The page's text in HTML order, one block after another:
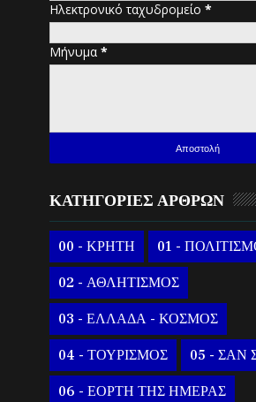
Ηλεκτρονικό ταχυδρομείο*
Μήνυμα*
ΚΑΤΗΓΟΡΙΕΣ ΑΡΘΡΩΝ
00 - ΚΡΗΤΗ 01 -
02 - ΑΘΛΗΤΙΣΜΟΣ
03 - ΕΛΛΑΔΑ - ΚΟΣΜΟΣ
04 - ΤΟΥΡΙΣΜΟΣ 05 - ΣΑΝ
06 - ΕΟΡΤΗ ΤΗΣ ΗΜΕΡΑΣ